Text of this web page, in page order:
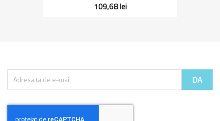
109,68 lei